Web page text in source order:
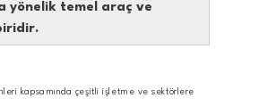
yönelik temel araç ve
kapsamında çeşitli işletme ve sektörlere